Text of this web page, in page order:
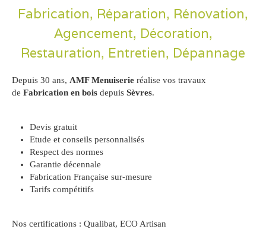
Fabrication, Réparation, Rénovation,
Agencement, Décoration,
Restauration, Entretien, Dépannage
Depuis 30 ans, AMF Menuiserie réalise vos travaux
de Fabrication en bois depuis Sèvres.
Devis gratuit
Etude et conseils personnalisés
Respect des normes
Garantie décennale
Fabrication Française sur-mesure
Tarifs compétitifs
Nos certifications : Qualibat, ECO Artisan